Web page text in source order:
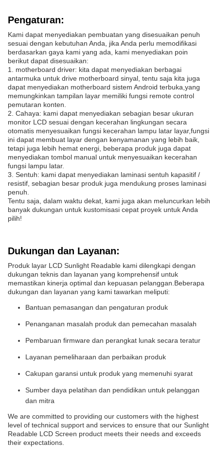
Pengaturan:
Kami dapat menyediakan pembuatan yang disesuaikan penuh
sesuai dengan kebutuhan Anda, jika Anda perlu memodifikasi
berdasarkan gaya kami yang ada, kami menyediakan poin
berikut dapat disesuaikan:
1. motherboard driver: kita dapat menyediakan berbagai
antarmuka untuk drive motherboard sinyal, tentu saja kita juga
dapat menyediakan motherboard sistem Android terbuka,yang
memungkinkan tampilan layar memiliki fungsi remote control
pemutaran konten.
2. Cahaya: kami dapat menyediakan sebagian besar ukuran
monitor LCD sesuai dengan kecerahan lingkungan secara
otomatis menyesuaikan fungsi kecerahan lampu latar layar,fungsi
ini dapat membuat layar dengan kenyamanan yang lebih baik,
tetapi juga lebih hemat energi, beberapa produk juga dapat
menyediakan tombol manual untuk menyesuaikan kecerahan
fungsi lampu latar.
3. Sentuh: kami dapat menyediakan laminasi sentuh kapasitif /
resistif, sebagian besar produk juga mendukung proses laminasi
penuh.
Tentu saja, dalam waktu dekat, kami juga akan meluncurkan lebih
banyak dukungan untuk kustomisasi cepat proyek untuk Anda
pilih!
Dukungan dan Layanan:
Produk layar LCD Sunlight Readable kami dilengkapi dengan
dukungan teknis dan layanan yang komprehensif untuk
memastikan kinerja optimal dan kepuasan pelanggan.Beberapa
dukungan dan layanan yang kami tawarkan meliputi:
Bantuan pemasangan dan pengaturan produk
Penanganan masalah produk dan pemecahan masalah
Pembaruan firmware dan perangkat lunak secara teratur
Layanan pemeliharaan dan perbaikan produk
Cakupan garansi untuk produk yang memenuhi syarat
Sumber daya pelatihan dan pendidikan untuk pelanggan
dan mitra
We are committed to providing our customers with the highest
level of technical support and services to ensure that our Sunlight
Readable LCD Screen product meets their needs and exceeds
their expectations.